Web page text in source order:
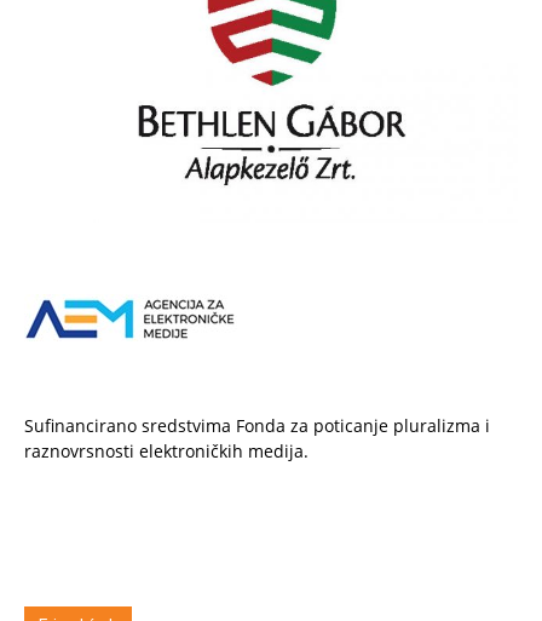
Sufinancirano sredstvima Fonda za poticanje pluralizma i
raznovrsnosti elektroničkih medija.